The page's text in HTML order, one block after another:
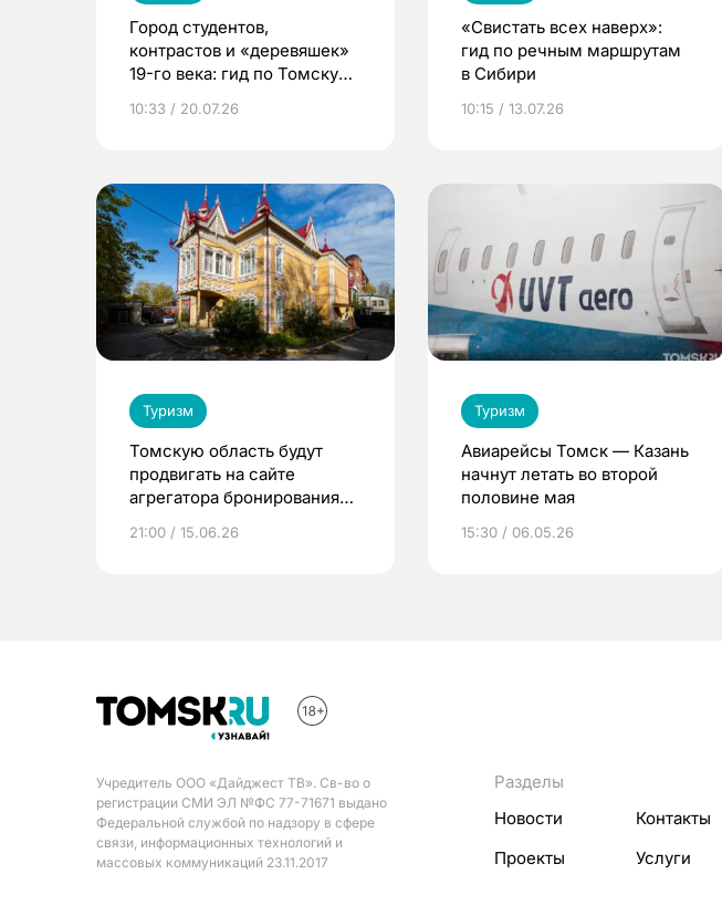
Город студентов,
контрастов и «деревяшек»
19-го века: гид по Томску
10:33 / 20.07.26
«Свистать всех наверх»:
гид по речным маршрутам
в Сибири
10:15 / 13.07.26
Туризм
Томскую область будут
продвигать на сайте
агрегатора бронирования
21:00 / 15.06.26
Туризм
Авиарейсы Томск — Казань
начнут летать во второй
половине мая
15:30 / 06.05.26
Учредитель ООО «Дайджест ТВ». Св-во о
регистрации СМИ ЭЛ №ФС 77-71671 выдано
Федеральной службой по надзору в сфере
связи, информационных технологий и
массовых коммуникаций 23.11.2017
Разделы
Новости
Контакты
Проекты
Услуги